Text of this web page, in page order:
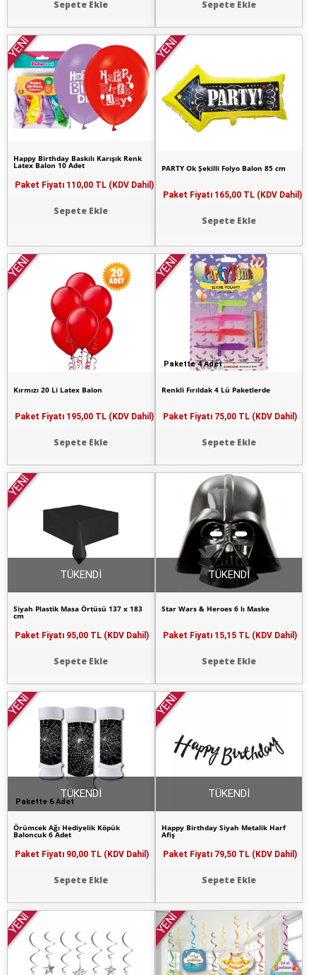
Sepete Ekle Sepete Ekle
YENİ
Happy Birthday Baskılı Karışık Renk
Latex Balon 10 Adet
Paket Fiyatı 110,00 TL (KDV Dahil)
Sepete Ekle
YENİ
PARTY Ok Şekilli Folyo Balon 85 cm
Paket Fiyatı 165,00 TL (KDV Dahil)
Sepete Ekle
YENİ
Kırmızı 20 Li Latex Balon
Paket Fiyatı 195,00 TL (KDV Dahil)
Sepete Ekle
Pakette 4 Adet
YENİ
Renkli Fırıldak 4 Lü Paketlerde
Paket Fiyatı 75,00 TL (KDV Dahil)
Sepete Ekle
YENİ
Siyah Plastik Masa Örtüsü 137 x 183
cm
Paket Fiyatı 95,00 TL (KDV Dahil)
Sepete Ekle
TÜKENDİ
Star Wars & Heroes 6 lı Maske
Paket Fiyatı 15,15 TL (KDV Dahil)
Sepete Ekle
TÜKENDİ
Pakette 6 Adet
YENİ
Örümcek Ağı Hediyelik Köpük
Baloncuk 6 Adet
Paket Fiyatı 90,00 TL (KDV Dahil)
Sepete Ekle
TÜKENDİ
YENİ
Happy Birthday Siyah Metalik Harf
Afiş
Paket Fiyatı 79,50 TL (KDV Dahil)
Sepete Ekle
TÜKENDİ
YENİ YENİ